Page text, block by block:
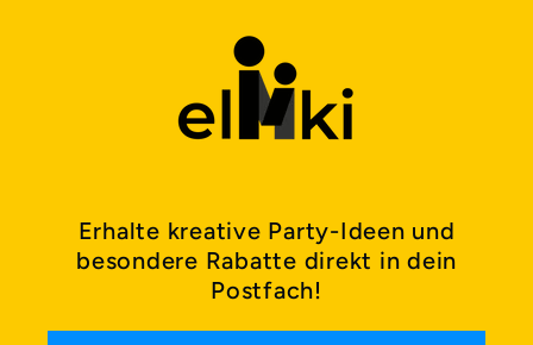
Erhalte kreative Party-Ideen und
besondere Rabatte direkt in dein
Postfach!